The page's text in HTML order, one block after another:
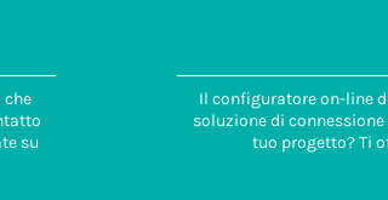
che
su
Il configuratore on-line
soluzione di
tuo progetto? Ti